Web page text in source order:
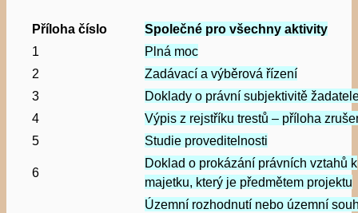
Příloha číslo
Společné pro všechny aktivity
1
Plná moc
2
Zadávací a výběrová řízení
3
Doklady o právní subjektivitě
4
Výpis z rejstříku trestů – příloha
5
Studie proveditelnosti
6
Doklad o prokázání právních vztahů k
majetku, který je předmětem projektu
Územní rozhodnutí nebo územní